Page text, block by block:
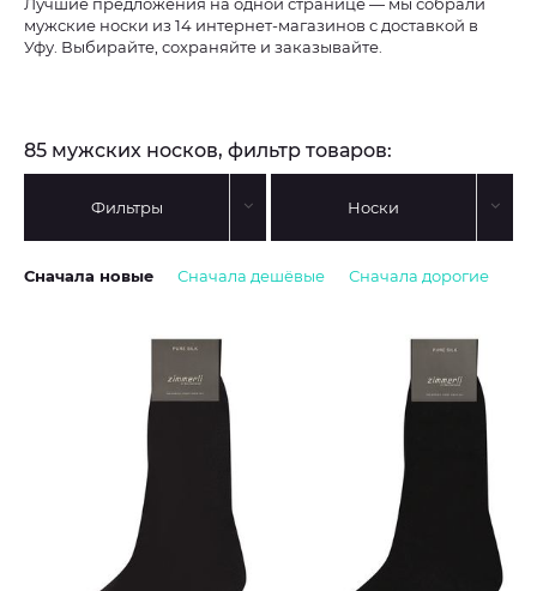
мужские носки из 14 интернет-магазинов с доставкой в
Уфу. Выбирайте, сохраняйте и заказывайте.
85 мужских носков, фильтр товаров:
Фильтры Носки
Сначала новые Сначала дешёвые Сначала дорогие